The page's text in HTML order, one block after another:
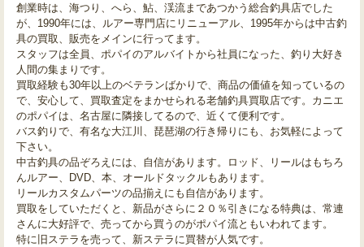
創業時は、海つり、へら、鮎、渓流まであつかう総合釣具店でした
が、1990年には、ルアー専門店にリニューアル、1995年からは中古釣
具の買取、販売をメインに行ってます。
スタッフは全員、ポパイのアルバイトから社員になった、釣り大好き
人間の集まりです。
買取経験も30年以上のベテランばかりで、商品の価値を知っているの
で、安心して、買取査定をまかせられる老舗釣具買取店です。カニエ
のポパイは、名古屋に隣接してるので、近くて便利です。
バス釣りで、有名な大江川、琵琶湖の行き帰りにも、お気軽によって
下さい。
中古釣具の品ぞろえには、自信があります。ロッド、リールはもちろ
んルアー、DVD、本、オールドタックルもあります。
リールカスタムパーツの品揃えにも自信があります。
買取をしていただくと、新品がさらに２０％引きになる特典は、常連
さんに大好評で、売ってから買うのがポパイ流ともいわれてます。
特に旧ステラを売って、新ステラに買替が人気です。